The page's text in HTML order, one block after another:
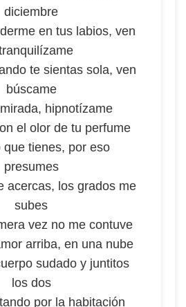
diciembre
en tus labios, ven
te sientas sola, ven
búscame
hipnotízame
el olor de tu perfume
que tienes, por eso
presumes
acercas, los grados me
subes
vez no me contuve
arriba, en una nube
sudado y juntitos
los dos
por la habitación